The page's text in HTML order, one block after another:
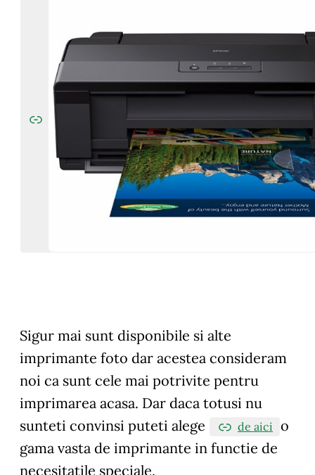
Sigur mai sunt disponibile si alte
imprimante foto dar acestea consideram
noi ca sunt cele mai potrivite pentru
imprimarea acasa. Dar daca totusi nu
sunteti convinsi puteti alege
de aici
o
gama vasta de imprimante in functie de
necesitatile speciale.